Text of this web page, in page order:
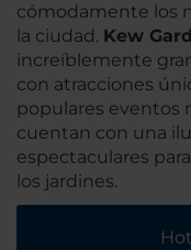
cómodamente los
la ciudad. Kew
increíblemente
con atracciones
populares eventos
cuentan con una
espectaculares
los jardines.